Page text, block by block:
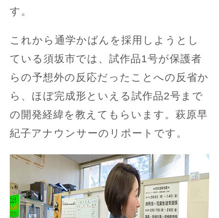
す。
これから通学かばんを採用しようとし
ている須坂市では、試作品1号が保護者
らの予想外の反応だったことへの反省か
ら、ほぼ完成形といえる試作品2号まで
の開発経緯を教えてもらいます。萩原早
紀子アナウンサーのリポートです。